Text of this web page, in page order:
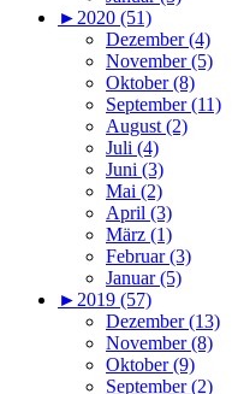
►2020 (51)
Dezember (4)
November (5)
Oktober (8)
September (11)
August (2)
Juli (4)
Juni (3)
Mai (2)
April (3)
März (1)
Februar (3)
Januar (5)
►2019 (57)
Dezember (13)
November (8)
Oktober (9)
September (2)